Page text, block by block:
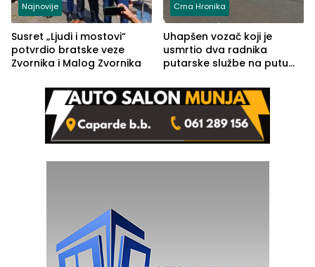
Najnovije
Susret „Ljudi i mostovi“
potvrdio bratske veze
Zvornika i Malog Zvornika
Crna Hronika
Uhapšen vozač koji je
usmrtio dva radnika
putarske službe na putu
(FOTO)